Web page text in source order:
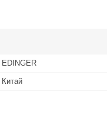
EDINGER
Китай